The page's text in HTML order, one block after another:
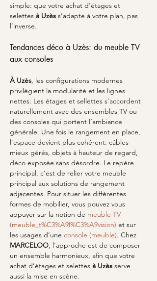
simple: que votre achat d’étages et
selettes à Uzès s’adapte à votre plan, pas
l’inverse.
Tendances déco à Uzès: du meuble TV
aux consoles
À Uzès, les configurations modernes
privilégient la modularité et les lignes
nettes. Les étages et sellettes s’accordent
naturellement avec des ensembles TV ou
des consoles qui portent l’ambiance
générale. Une fois le rangement en place,
l’espace devient plus cohérent: câbles
mieux gérés, objets à hauteur de regard,
déco exposée sans désordre. Le repère
principal, c’est de relier votre meuble
principal aux solutions de rangement
adjacentes. Pour situer les différentes
formes de mobilier, vous pouvez vous
appuyer sur la notion de meuble TV
(meuble_t%C3%A9l%C3%A9vision) et sur
les usages d’une console (meuble). Chez
MARCELOO, l’approche est de composer
un ensemble harmonieux, afin que votre
achat d’étages et selettes à Uzès serve
aussi la mise en scène.